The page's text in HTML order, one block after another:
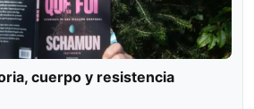
cuerpo y resistencia